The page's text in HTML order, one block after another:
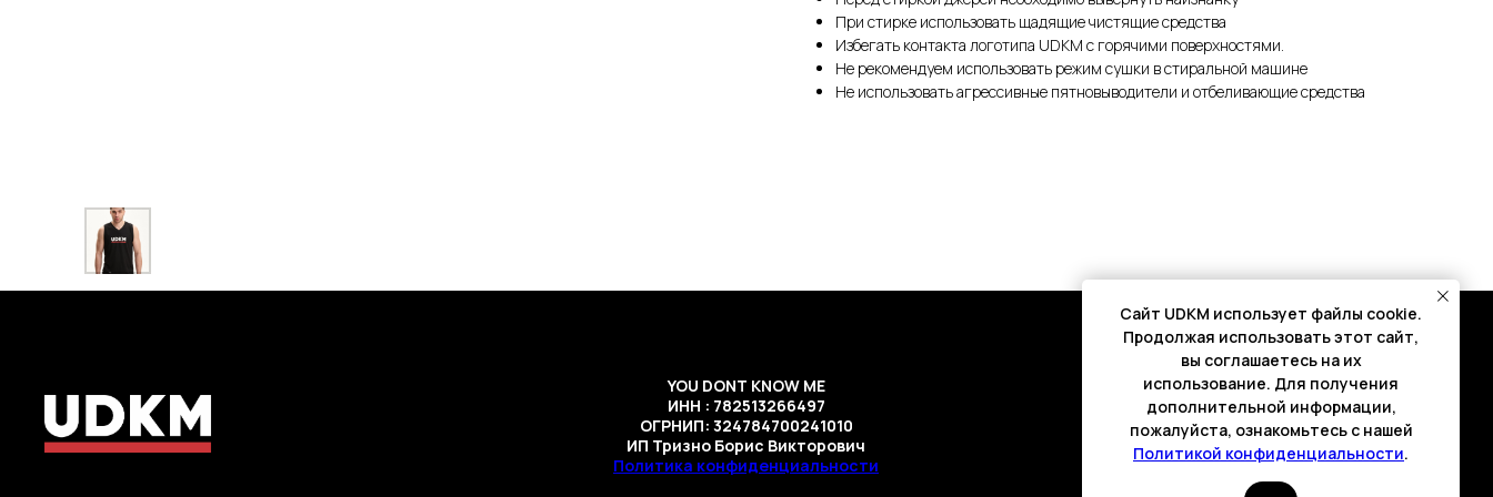
При стирке использовать щадящие чистящие средства
Избегать контакта логотипа UDKM с горячими поверхностями.
Не рекомендуем использовать режим сушки в стиральной машине
Не использовать агрессивные пятновыводители и отбеливающие средства
YOU DONT KNOW ME
ИНН : 782513266497
ОГРНИП: 324784700241010
ИП Тризно Борис Викторович
Политика конфиденциальности
Cайт UDKM использует файлы cookie.
Продолжая использовать этот сайт,
вы соглашаетесь на их
использование. Для получения
дополнительной информации,
пожалуйста, ознакомьтесь с нашей
Политикой конфиденциальности.